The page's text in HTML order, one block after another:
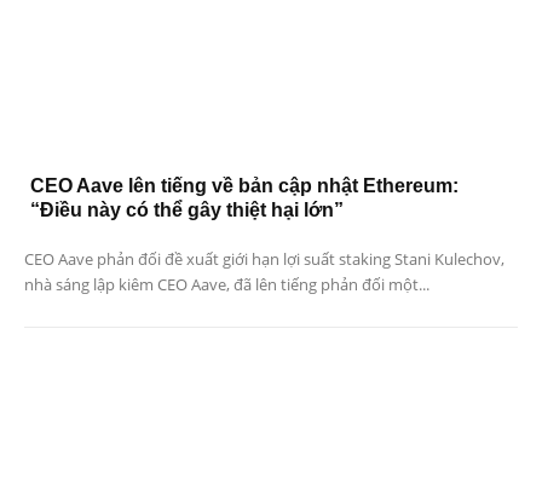
CEO Aave lên tiếng về bản cập nhật Ethereum:
“Điều này có thể gây thiệt hại lớn”
CEO Aave phản đối đề xuất giới hạn lợi suất staking Stani Kulechov,
nhà sáng lập kiêm CEO Aave, đã lên tiếng phản đối một...